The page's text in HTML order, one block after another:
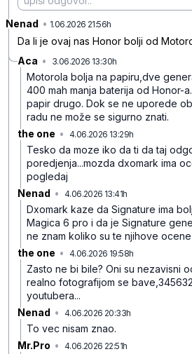
Nenad • 1.06.2026 21:56h
Da li je ovaj nas Honor bolji od
Aca • 3.06.2026 13:30h
Motorola bolja na papiru,dve
400 mah manja baterija od Honor-
papir drugo. Dok se ne uporede
radu ne može se sigurno znati.
the one • 4.06.2026 13:29h
Tesko da moze iko da ti da taj
poredjenja...mozda dxomark ima
pogledaj
Nenad • 4.06.2026 13:41h
Dxomark kaze da Signature ima
Magica 6 pro i da je Signature
ne znam koliko su te njihove
the one • 4.06.2026 19:58h
Zasto ne bi bile? Oni su nezavisni
realno fotografijom se
youtubera...
Nenad • 4.06.2026 20:33h
To vec nisam znao.
Mr.Pro • 4.06.2026 22:51h